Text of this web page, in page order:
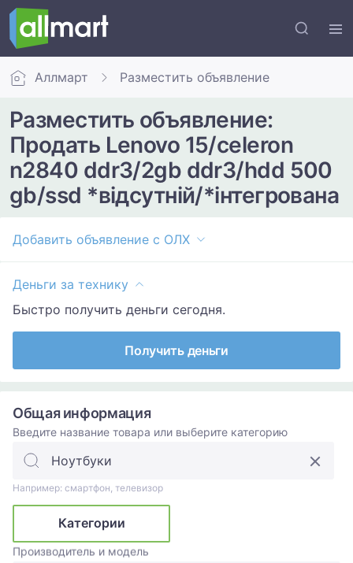
Аллмарт Разместить объявление
Разместить объявление:
Продать Lenovo 15/celeron
n2840 ddr3/2gb ddr3/hdd 500
gb/ssd *відсутній/*інтегрована
Добавить объявление с ОЛХ
Деньги за технику
Быстро получить деньги сегодня.
Получить деньги
Общая информация
Введите название товара или выберите категорию
Например: смартфон, телевизор
Категории
Производитель и модель